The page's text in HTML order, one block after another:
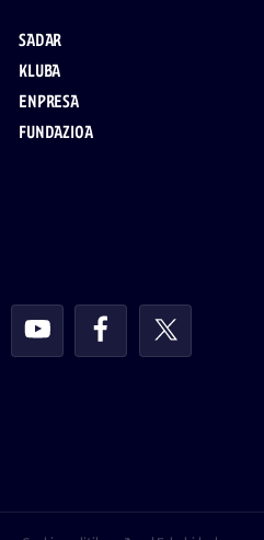
SADAR
KLUBA
ENPRESA
FUNDAZIOA